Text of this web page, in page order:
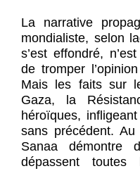
La narrative
mondialiste, selon
s’est effondré,
de tromper
Mais les faits sur
Gaza, la
héroïques,
sans précédent.
Sanaa démontre
dépassent